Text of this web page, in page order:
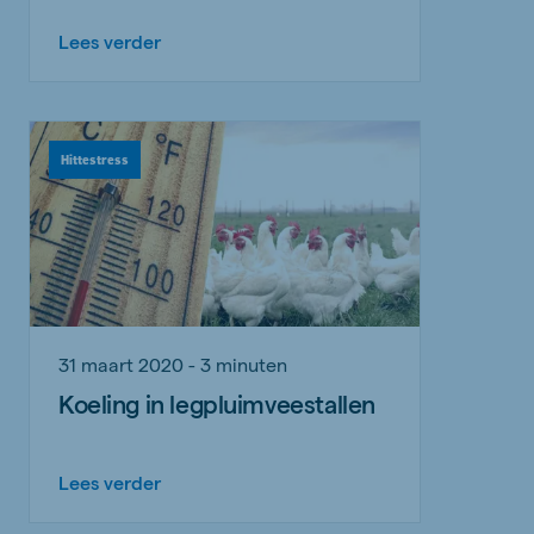
Lees verder
Hittestress
31 maart 2020 - 3 minuten
Koeling in legpluimveestallen
Lees verder